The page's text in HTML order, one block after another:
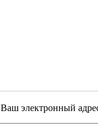
Ваш электронный